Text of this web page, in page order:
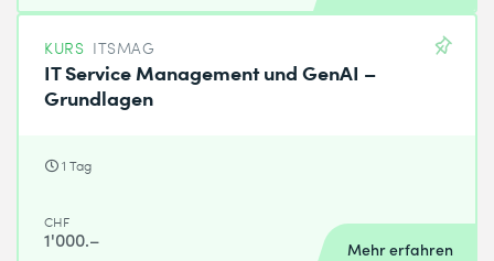
KURS ITSMAG
IT Service Management und GenAI –
Grundlagen
1 Tag
CHF
1'000.– Mehr erfahren